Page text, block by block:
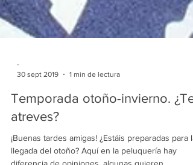
30 sept 2019
1 min de lectura
Temporada otoño-invierno. ¿Te
atreves?
¡Buenas tardes amigas! ¿Estáis preparadas para la